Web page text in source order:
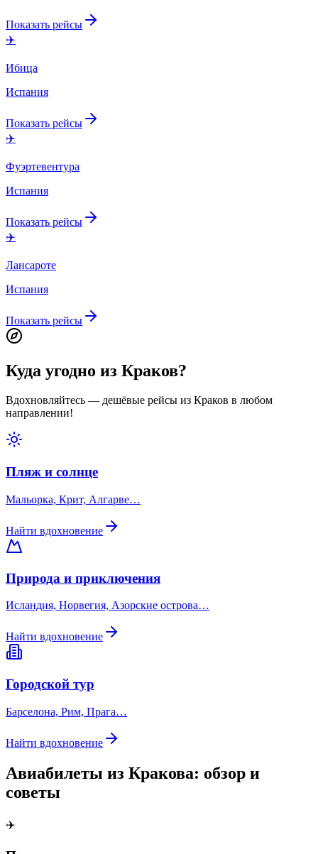
Показать рейсы
✈️
Ибица
Испания
Показать рейсы
✈️
Фуэртевентура
Испания
Показать рейсы
✈️
Лансароте
Испания
Показать рейсы
Куда угодно из Краков?
Вдохновляйтесь — дешёвые рейсы из Краков в любом
направлении!
Пляж и солнце
Мальорка, Крит, Алгарве…
Найти вдохновение
Природа и приключения
Исландия, Норвегия, Азорские острова…
Найти вдохновение
Городской тур
Барселона, Рим, Прага…
Найти вдохновение
Авиабилеты из Кракова: обзор и
советы
✈️